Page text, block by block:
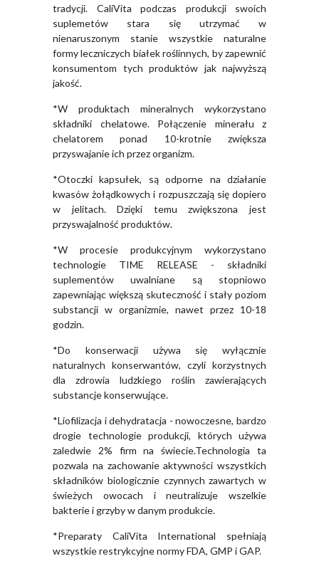
tradycji. CaliVita podczas produkcji swoich
suplemetów stara się utrzymać w
nienaruszonym stanie wszystkie naturalne
formy leczniczych białek roślinnych, by zapewnić
konsumentom tych produktów jak najwyższą
jakość.
*W produktach mineralnych wykorzystano
składniki chelatowe. Połączenie minerału z
chelatorem ponad 10-krotnie zwiększa
przyswajanie ich przez organizm.
*Otoczki kapsułek, są odporne na działanie
kwasów żołądkowych i rozpuszczają się dopiero
w jelitach. Dzięki temu zwiększona jest
przyswajalność produktów.
*W procesie produkcyjnym wykorzystano
technologie TIME RELEASE - składniki
suplementów uwalniane są stopniowo
zapewniając większą skuteczność i stały poziom
substancji w organizmie, nawet przez 10-18
godzin.
*Do konserwacji używa się wyłącznie
naturalnych konserwantów, czyli korzystnych
dla zdrowia ludzkiego roślin zawierających
substancje konserwujące.
*Liofilizacja i dehydratacja - nowoczesne, bardzo
drogie technologie produkcji, których używa
zaledwie 2% firm na świecie.Technologia ta
pozwala na zachowanie aktywności wszystkich
składników biologicznie czynnych zawartych w
świeżych owocach i neutralizuje wszelkie
bakterie i grzyby w danym produkcie.
*Preparaty CaliVita International spełniają
wszystkie restrykcyjne normy FDA, GMP i GAP.